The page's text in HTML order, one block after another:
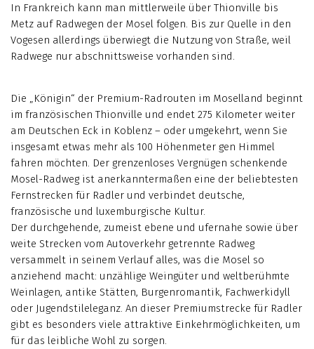
In Frankreich kann man mittlerweile über Thionville bis
Metz auf Radwegen der Mosel folgen. Bis zur Quelle in den
Vogesen allerdings überwiegt die Nutzung von Straße, weil
Radwege nur abschnittsweise vorhanden sind.
Die „Königin“ der Premium-Radrouten im Moselland beginnt
im französischen Thionville und endet 275 Kilometer weiter
am Deutschen Eck in Koblenz – oder umgekehrt, wenn Sie
insgesamt etwas mehr als 100 Höhenmeter gen Himmel
fahren möchten. Der grenzenloses Vergnügen schenkende
Mosel-Radweg ist anerkanntermaßen eine der beliebtesten
Fernstrecken für Radler und verbindet deutsche,
französische und luxemburgische Kultur.
Der durchgehende, zumeist ebene und ufernahe sowie über
weite Strecken vom Autoverkehr getrennte Radweg
versammelt in seinem Verlauf alles, was die Mosel so
anziehend macht: unzählige Weingüter und weltberühmte
Weinlagen, antike Stätten, Burgenromantik, Fachwerkidyll
oder Jugendstileleganz. An dieser Premiumstrecke für Radler
gibt es besonders viele attraktive Einkehrmöglichkeiten, um
für das leibliche Wohl zu sorgen.